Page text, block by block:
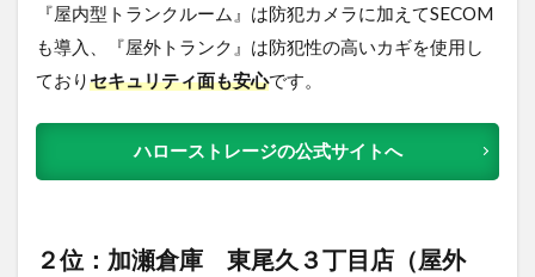
『屋内型トランクルーム』は防犯カメラに加えてSECOM
も導入、『屋外トランク』は防犯性の高いカギを使用し
ておりセキュリティ面も安心です。
ハローストレージの公式サイトへ
２位：加瀬倉庫 東尾久３丁目店（屋外